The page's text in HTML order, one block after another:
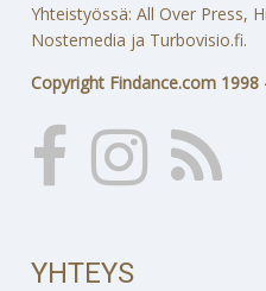
Yhteistyössä: All Over Press,
Nostemedia ja Turbovisio.fi.
Copyright Findance.com 1998
YHTEYS